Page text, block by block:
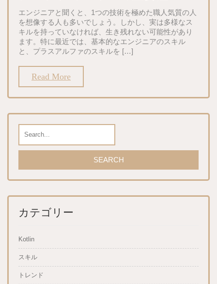
エンジニアと聞くと、1つの技術を極めた職人気質の人
を想像する人も多いでしょう。しかし、実は多様なス
キルを持っていなければ、生き残れない可能性があり
ます。特に最近では、基本的なエンジニアのスキル
と、プラスアルファのスキルを […]
Read More
カテゴリー
Kotlin
スキル
トレンド